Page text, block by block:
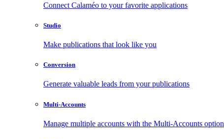
Connect Calaméo to your favorite applications
Studio
Make publications that look like you
Conversion
Generate valuable leads from your publications
Multi-Accounts
Manage multiple accounts with the Multi-Accounts option